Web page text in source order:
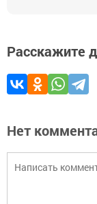
Расскажите
Нет